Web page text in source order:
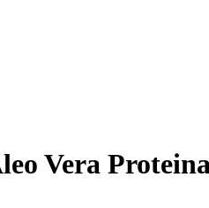
Vera